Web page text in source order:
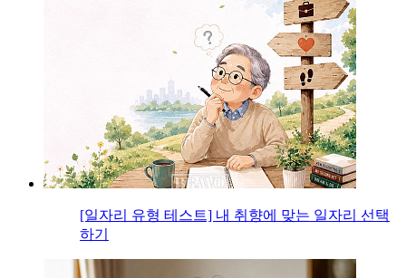
[일자리 유형 테스트] 내 취향에 맞는 일자리 선택
하기